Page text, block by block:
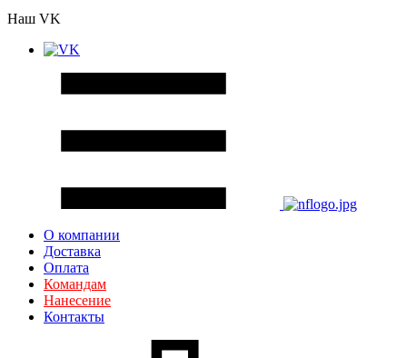
Наш VK
О компании
Доставка
Оплата
Командам
Нанесение
Контакты